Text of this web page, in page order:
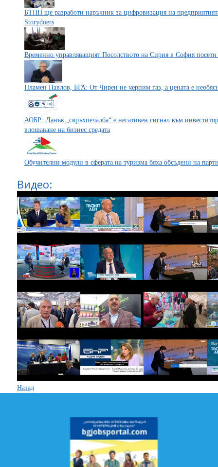
БТПП ще разработи наръчник за цифровизация на
Storydoers
Временно управляващият Посолството на Сирия в София
Пламен Павлов, БГА: От Чирен не черпим газ, а цената е
АОБР: Данък „свръхпечалба“ е негативен сигнал към
влошаване на бизнес средата
Обучителни модули в сферата на туризма бяха обсъдени на
Видео:
Назад